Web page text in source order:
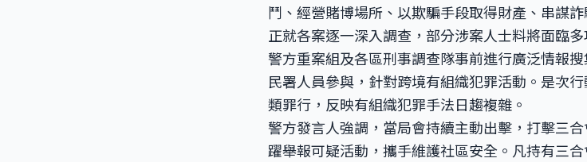
鬥、經營賭博場所、以欺騙手段取得財產、串謀
正就各案逐一深入調查，部分涉案人士料將面臨多
警方重案組及各區刑事調查隊事前進行廣泛情報
民署人員參與，針對跨境有組織犯罪活動。是次
類罪行，反映有組織犯罪手法日趨複雜。
警方發言人強調，當局會持續主動出擊，打擊三
躍舉報可疑活動，攜手維護社區安全。凡持有三